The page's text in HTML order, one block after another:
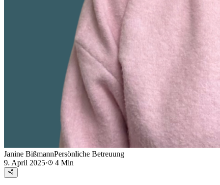
Janine BißmannPersönliche Betreuung
9. April 2025· 4 Min